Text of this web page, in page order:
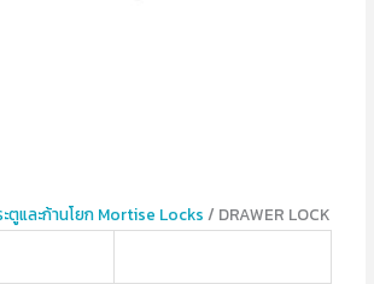
ตูและก้านโยก Mortise Locks / DRAWER LOCK